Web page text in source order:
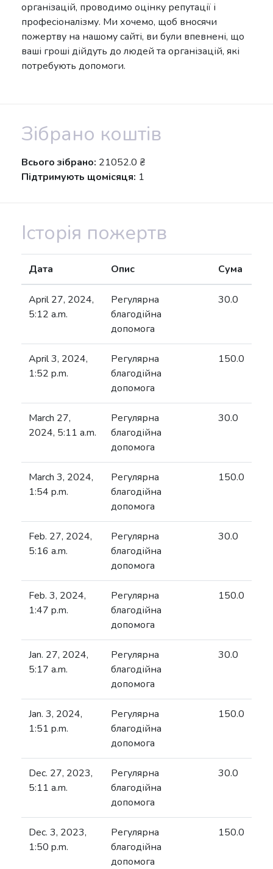
організацій, проводимо оцінку репутації і
професіоналізму. Ми хочемо, щоб вносячи
пожертву на нашому сайті, ви були впевнені, що
ваші гроші дійдуть до людей та організацій, які
потребують допомоги.
Зібрано коштів
Всього зібрано: 21052.0 ₴
Підтримують щомісяця: 1
Історія пожертв
Дата Опис Сума
April 27, 2024,
5:12 a.m.
Регулярна
благодійна
допомога
30.0
April 3, 2024,
1:52 p.m.
Регулярна
благодійна
допомога
150.0
March 27,
2024, 5:11 a.m.
Регулярна
благодійна
допомога
30.0
March 3, 2024,
1:54 p.m.
Регулярна
благодійна
допомога
150.0
Feb. 27, 2024,
5:16 a.m.
Регулярна
благодійна
допомога
30.0
Feb. 3, 2024,
1:47 p.m.
Регулярна
благодійна
допомога
150.0
Jan. 27, 2024,
5:17 a.m.
Регулярна
благодійна
допомога
30.0
Jan. 3, 2024,
1:51 p.m.
Регулярна
благодійна
допомога
150.0
Dec. 27, 2023,
5:11 a.m.
Регулярна
благодійна
допомога
30.0
Dec. 3, 2023,
1:50 p.m.
Регулярна
благодійна
допомога
150.0